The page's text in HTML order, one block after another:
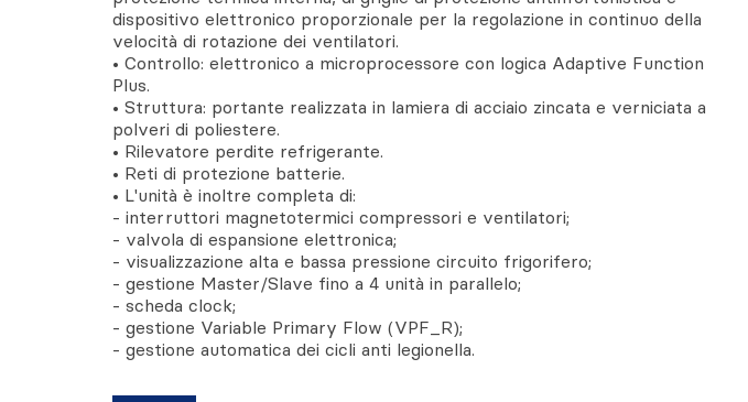
dispositivo elettronico proporzionale per la regolazione in continuo della
velocità di rotazione dei ventilatori.
• Controllo: elettronico a microprocessore con logica Adaptive Function
Plus.
• Struttura: portante realizzata in lamiera di acciaio zincata e verniciata a
polveri di poliestere.
• Rilevatore perdite refrigerante.
• Reti di protezione batterie.
• L'unità è inoltre completa di:
- interruttori magnetotermici compressori e ventilatori;
- valvola di espansione elettronica;
- visualizzazione alta e bassa pressione circuito frigorifero;
- gestione Master/Slave fino a 4 unità in parallelo;
- scheda clock;
- gestione Variable Primary Flow (VPF_R);
- gestione automatica dei cicli anti legionella.